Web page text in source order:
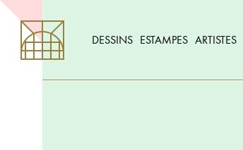
DESSINS ESTAMPES ARTISTES